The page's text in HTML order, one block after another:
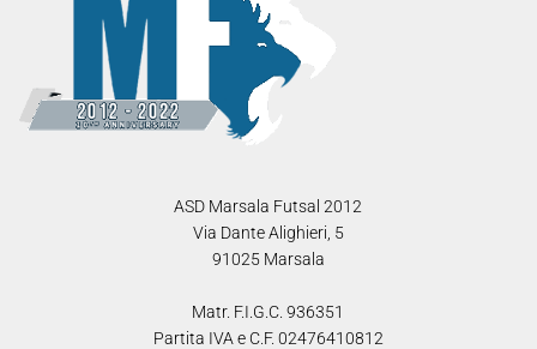
ASD Marsala Futsal 2012
Via Dante Alighieri, 5
91025 Marsala
Matr. F.I.G.C. 936351
Partita IVA e C.F. 02476410812